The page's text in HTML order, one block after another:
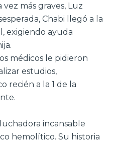
más graves, Luz
Chabi llegó a la
exigiendo ayuda
médicos le pidieron
estudios,
recién a la 1 de la
incansable
hemolítico. Su historia